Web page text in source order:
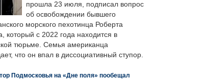
прошла 23 июля, подписал вопрос
об освобождении бывшего
морского пехотинца Роберта
который с 2022 года находится в
тюрьме. Семья американца
что он впал в диссоциативный ступор.
Подмосковья на «Дне поля» пообещал